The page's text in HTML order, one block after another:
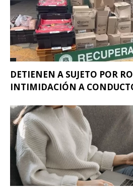
DETIENEN A SUJETO POR
INTIMIDACIÓN A